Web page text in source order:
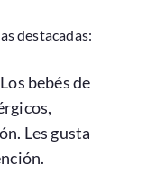
destacadas:
bebés de
Les gusta